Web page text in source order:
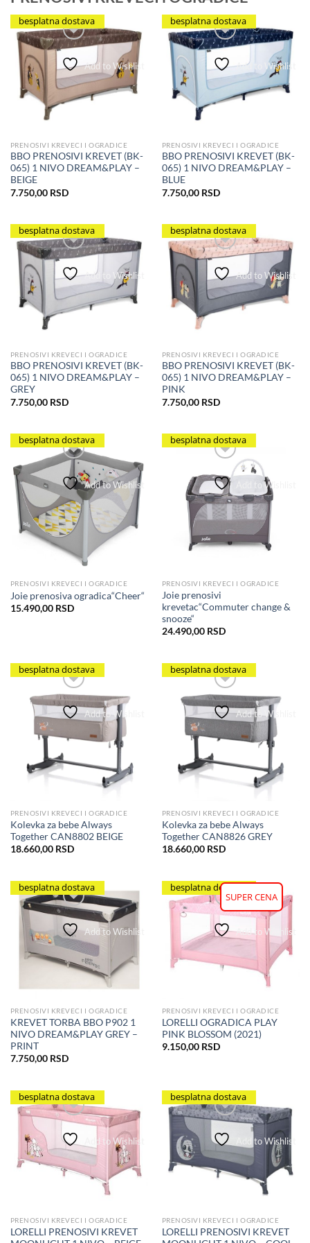
besplatna dostava
Add to Wishlist
PRENOSIVI KREVECI I OGRADICE
BBO PRENOSIVI KREVET (BK-
065) 1 NIVO DREAM&PLAY –
BEIGE
7.750,00 RSD
besplatna dostava
Add to Wishlist
PRENOSIVI KREVECI I OGRADICE
BBO PRENOSIVI KREVET (BK-
065) 1 NIVO DREAM&PLAY –
BLUE
7.750,00 RSD
besplatna dostava
Add to Wishlist
PRENOSIVI KREVECI I OGRADICE
BBO PRENOSIVI KREVET (BK-
065) 1 NIVO DREAM&PLAY –
GREY
7.750,00 RSD
besplatna dostava
Add to Wishlist
PRENOSIVI KREVECI I OGRADICE
BBO PRENOSIVI KREVET (BK-
065) 1 NIVO DREAM&PLAY –
PINK
7.750,00 RSD
besplatna dostava
Add to Wishlist
PRENOSIVI KREVECI I OGRADICE
Joie prenosiva ogradica“Cheer“
15.490,00 RSD
besplatna dostava
Add to Wishlist
PRENOSIVI KREVECI I OGRADICE
Joie prenosivi
krevetac“Commuter change &
snooze“
24.490,00 RSD
besplatna dostava
Add to Wishlist
PRENOSIVI KREVECI I OGRADICE
Kolevka za bebe Always
Together CAN8802 BEIGE
18.660,00 RSD
besplatna dostava
Add to Wishlist
PRENOSIVI KREVECI I OGRADICE
Kolevka za bebe Always
Together CAN8826 GREY
18.660,00 RSD
besplatna dostava
Add to Wishlist
PRENOSIVI KREVECI I OGRADICE
KREVET TORBA BBO P902 1
NIVO DREAM&PLAY GREY –
PRINT
7.750,00 RSD
besplatna dostava
SUPER CENA
Add to Wishlist
PRENOSIVI KREVECI I OGRADICE
LORELLI OGRADICA PLAY
PINK BLOSSOM (2021)
9.150,00 RSD
besplatna dostava
Add to Wishlist
PRENOSIVI KREVECI I OGRADICE
LORELLI PRENOSIVI KREVET
besplatna dostava
Add to Wishlist
PRENOSIVI KREVECI I OGRADICE
LORELLI PRENOSIVI KREVET